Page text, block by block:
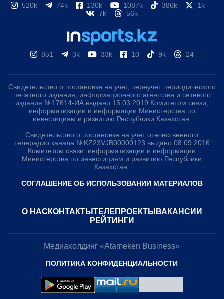
520k 74k 130k 1087k 386k
1k
7k
56k
851 3k 33k 10 9k 24
Свидетельство о постановке на учет, переучет периодического
печатного издания, информационного агентства и сетевого
издания №17614-ИА выдано 15.03.2019 Комитетом связи,
информатизации и информации Министерства по
инвестициям и развитию Республики Казахстан.
Свидетельство о постановке на учет отечественного
телерадио канала №KZ23VJB00000123 выдано 08.09.2016
Комитетом связи, информатизации и информации
Министерства по инвестициям и развитию Республики
Казахстан.
СОГЛАШЕНИЕ ОБ ИСПОЛЬЗОВАНИИ МАТЕРИАЛОВ
О НАС КОНТАКТЫ ТЕЛЕПРОЕКТЫ ВАКАНСИИ
РЕЙТИНГИ
Медиахолдинг «Atameken Business»
ПОЛИТИКА КОНФИДЕНЦИАЛЬНОСТИ